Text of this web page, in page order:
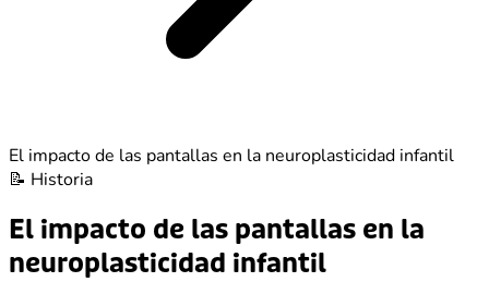
El impacto de las pantallas en la neuroplasticidad infantil
📝 Historia
El impacto de las pantallas en la
neuroplasticidad infantil